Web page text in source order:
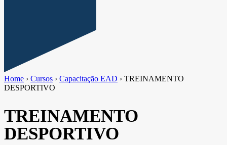
Home › Cursos › Capacitação EAD › TREINAMENTO
DESPORTIVO
TREINAMENTO
DESPORTIVO